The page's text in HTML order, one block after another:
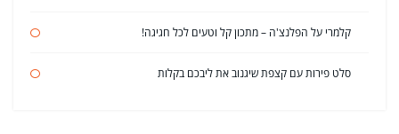
קלמרי על הפלנצ'ה – מתכון קל וטעים לכל חגיגה!
סלט פירות עם קצפת שיגנוב את ליבכם בקלות